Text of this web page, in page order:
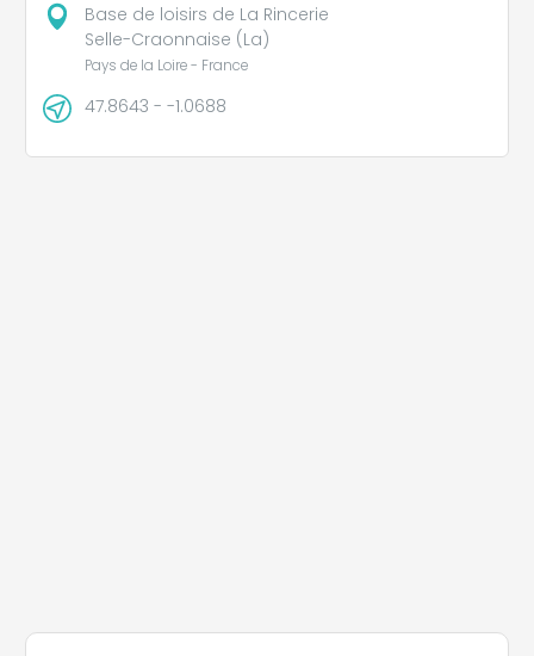
Base de loisirs de La Rincerie
Selle-Craonnaise (La)
Pays de la Loire - France
47.8643 - -1.0688